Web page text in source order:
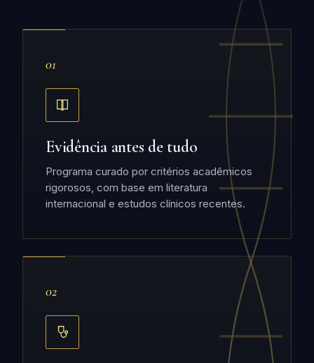
01
Evidência antes de tudo
Programa curado por critérios acadêmicos
rigorosos, com base em literatura
internacional e estudos clínicos recentes.
02